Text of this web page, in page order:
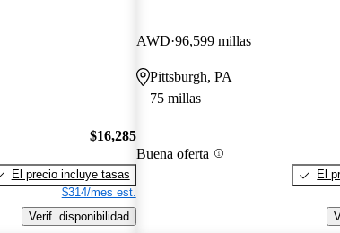
$16,285
El precio incluye tasas
$314/mes est.
Verif. disponibilidad
AWD 96,599 millas
Pittsburgh, PA
75 millas
Buena oferta
El